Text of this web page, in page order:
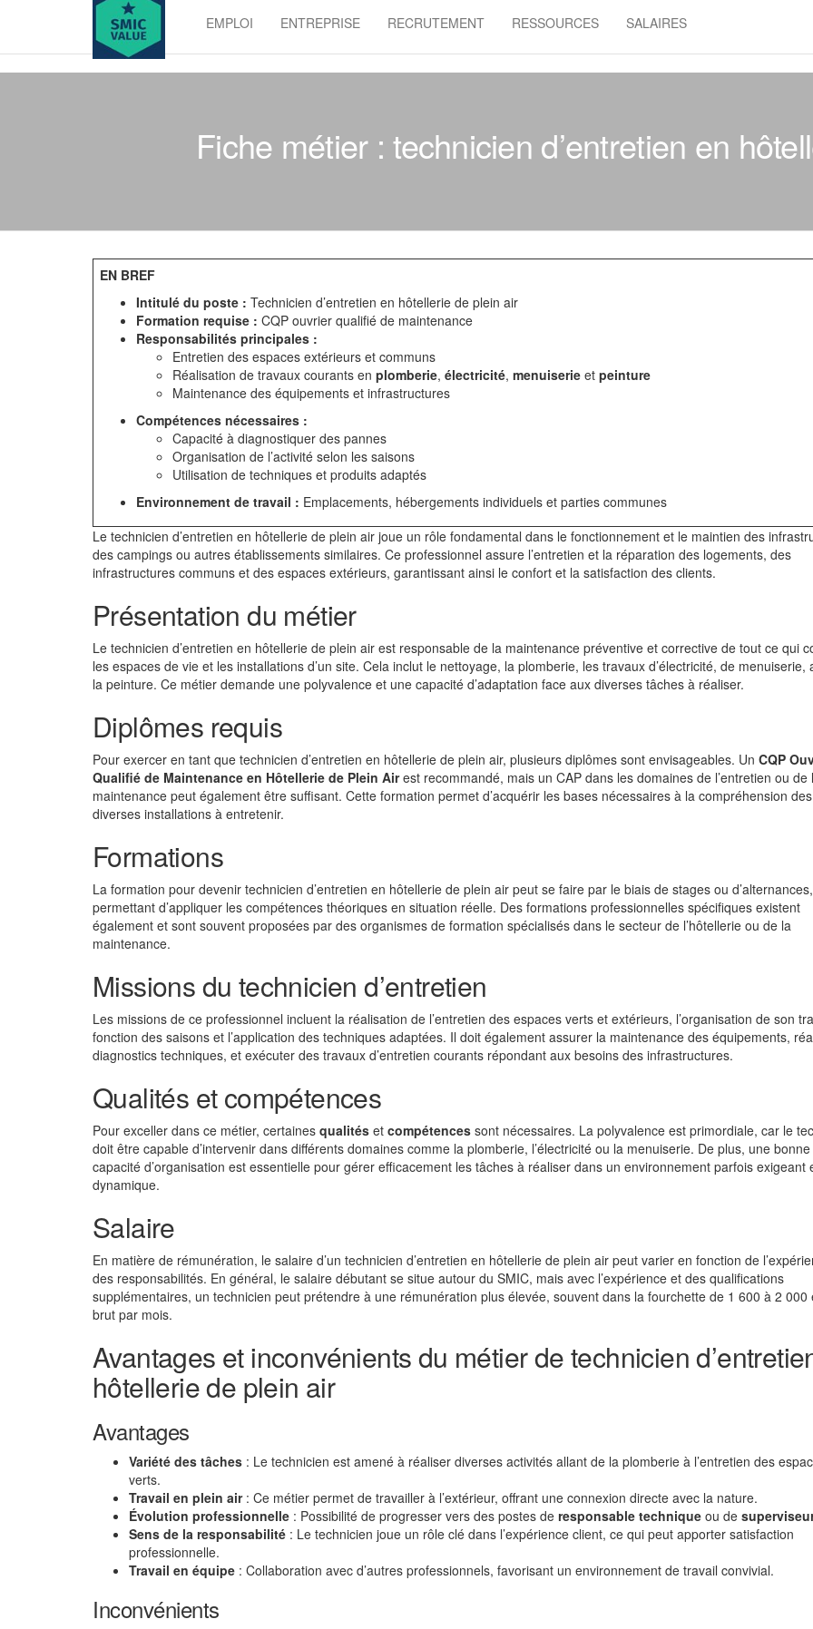
value
EMPLOI ENTREPRISE RECRUTEMENT RESSOURCES SALAIRES
Fiche métier : technicien d’entretien en
EN BREF
Intitulé du poste : Technicien d’entretien en hôtellerie de plein air
Formation requise : CQP ouvrier qualifié de maintenance
Responsabilités principales :
Entretien des espaces extérieurs et communs
Réalisation de travaux courants en plomberie, électricité, menuiserie et peinture
Maintenance des équipements et infrastructures
Compétences nécessaires :
Capacité à diagnostiquer des pannes
Organisation de l’activité selon les saisons
Utilisation de techniques et produits adaptés
Environnement de travail : Emplacements, hébergements individuels et parties communes
Le technicien d’entretien en hôtellerie de plein air joue un rôle fondamental dans le fonctionnement et le maintien des
des campings ou autres établissements similaires. Ce professionnel assure l’entretien et la réparation des logements, des
infrastructures communs et des espaces extérieurs, garantissant ainsi le confort et la satisfaction des clients.
Présentation du métier
Le technicien d’entretien en hôtellerie de plein air est responsable de la maintenance préventive et corrective de tout ce qui
les espaces de vie et les installations d’un site. Cela inclut le nettoyage, la plomberie, les travaux d’électricité, de menuiserie,
la peinture. Ce métier demande une polyvalence et une capacité d’adaptation face aux diverses tâches à réaliser.
Diplômes requis
Pour exercer en tant que technicien d’entretien en hôtellerie de plein air, plusieurs diplômes sont envisageables. Un CQP
Qualifié de Maintenance en Hôtellerie de Plein Airest recommandé, mais un CAP dans les domaines de l’entretien ou de
maintenance peut également être suffisant. Cette formation permet d’acquérir les bases nécessaires à la compréhension des
diverses installations à entretenir.
Formations
La formation pour devenir technicien d’entretien en hôtellerie de plein air peut se faire par le biais de stages ou d’alternances,
permettant d’appliquer les compétences théoriques en situation réelle. Des formations professionnelles spécifiques existent
également et sont souvent proposées par des organismes de formation spécialisés dans le secteur de l’hôtellerie ou de la
maintenance.
Missions du technicien d’entretien
Les missions de ce professionnel incluent la réalisation de l’entretien des espaces verts et extérieurs, l’organisation de son
fonction des saisons et l’application des techniques adaptées. Il doit également assurer la maintenance des équipements,
diagnostics techniques, et exécuter des travaux d’entretien courants répondant aux besoins des infrastructures.
Qualités et compétences
Pour exceller dans ce métier, certaines qualités et compétences sont nécessaires. La polyvalence est primordiale, car le
doit être capable d’intervenir dans différents domaines comme la plomberie, l’électricité ou la menuiserie. De plus, une bonne
capacité d’organisation est essentielle pour gérer efficacement les tâches à réaliser dans un environnement parfois exigeant
dynamique.
Salaire
En matière de rémunération, le salaire d’un technicien d’entretien en hôtellerie de plein air peut varier en fonction de
des responsabilités. En général, le salaire débutant se situe autour du SMIC, mais avec l’expérience et des qualifications
supplémentaires, un technicien peut prétendre à une rémunération plus élevée, souvent dans la fourchette de 1 600 à 2 000
brut par mois.
Avantages et inconvénients du métier de technicien
hôtellerie de plein air
Avantages
Variété des tâches : Le technicien est amené à réaliser diverses activités allant de la plomberie à l’entretien des
verts.
Travail en plein air: Ce métier permet de travailler à l’extérieur, offrant une connexion directe avec la nature.
Évolution professionnelle : Possibilité de progresser vers des postes de responsable technique ou de
Sens de la responsabilité : Le technicien joue un rôle clé dans l’expérience client, ce qui peut apporter satisfaction
professionnelle.
Travail en équipe : Collaboration avec d’autres professionnels, favorisant un environnement de travail convivial.
Inconvénients